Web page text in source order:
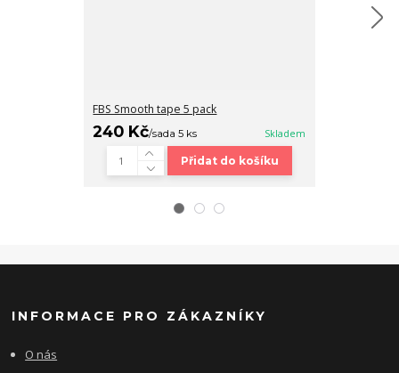
FBS Smooth tape 5 pack
240 Kč/sada 5 ks Skladem
Přidat do košíku
INFORMACE PRO ZÁKAZNÍKY
O nás